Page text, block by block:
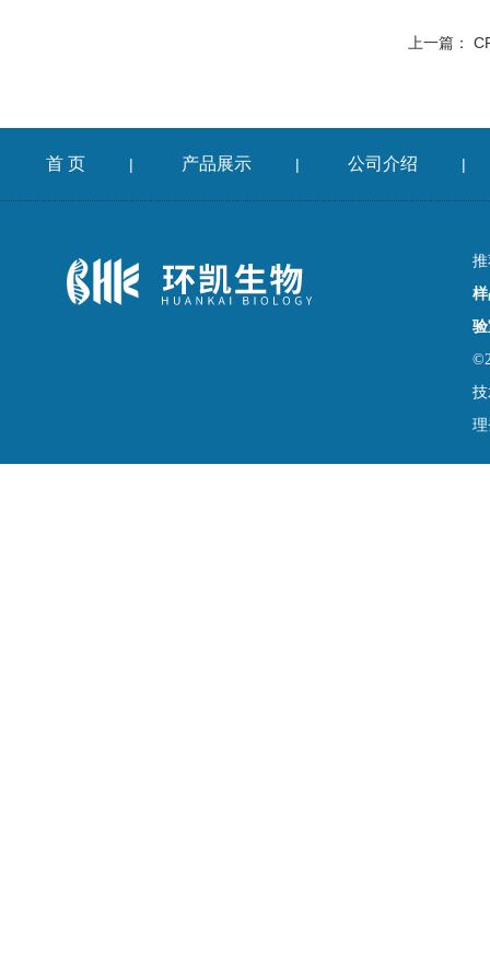
上一篇：
首 页 | 产品展示 | 公司介绍 |